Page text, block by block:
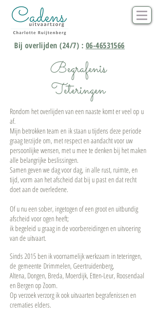
Bij overlijden (24/7) : 06-46531566
Begrafenis
Teteringen
Rondom het overlijden van een naaste komt er veel op u
af.
Mijn betrokken team en ik staan u tijdens deze periode
graag terzijde om, met respect en aandacht voor uw
persoonlijke wensen, met u mee te denken bij het maken
alle belangrijke beslissingen.
Samen geven we dag voor dag, in alle rust, ruimte, en
tijd, vorm aan het afscheid dat bij u past en dat recht
doet aan de overledene.
Of u nu een sober, ingetogen of een groot en uitbundig
afscheid voor ogen heeft;
ik begeleid u graag in de voorbereidingen en uitvoering
van de uitvaart.
Sinds 2015 ben ik voornamelijk werkzaam in teteringen,
de gemeente Drimmelen, Geertruidenberg,
Altena, Dongen, Breda, Moerdijk, Etten-Leur, Roosendaal
en Bergen op Zoom.
Op verzoek verzorg ik ook uitvaarten begrafenissen en
crematies elders.